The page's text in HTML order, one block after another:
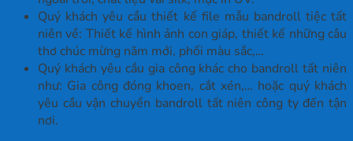
Quý khách yêu cầu thiết kế file mẫu bandroll tiệc tất
niên về: Thiết kế hình ảnh con giáp, thiết kế những câu
thơ chúc mừng năm mới, phối màu sắc,…
Quý khách yêu cầu gia công khác cho bandroll tất niên
như: Gia công đóng khoen, cắt xén,… hoặc quý khách
yêu cầu vận chuyển bandroll tất niên công ty đến tận
nơi.